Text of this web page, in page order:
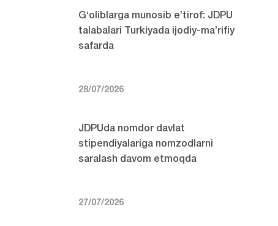
G‘oliblarga munosib e’tirof: JDPU
talabalari Turkiyada ijodiy-ma’rifiy
safarda
28/07/2026
JDPUda nomdor davlat
stipendiyalariga nomzodlarni
saralash davom etmoqda
27/07/2026